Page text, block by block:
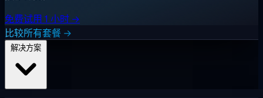
免费试用 1 小时 →
比较所有套餐 →